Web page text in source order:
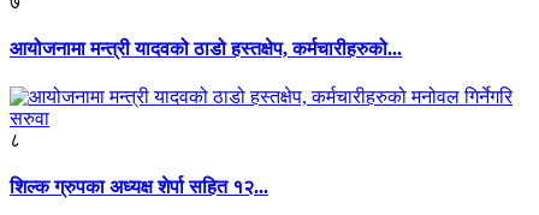
आयोजनामा मन्त्री यादवको ठाडो हस्तक्षेप, कर्मचारीहरुको...
८
शिल्क ग्रुपका अध्यक्ष शेर्पा सहित १२...